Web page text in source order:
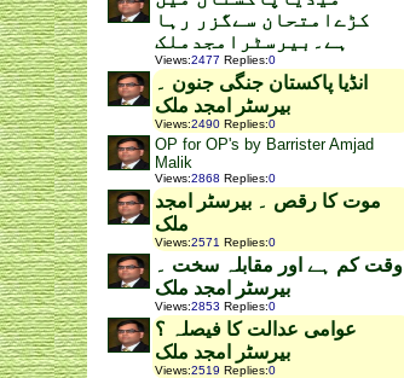
کڑےامتحان سےگزر رہا
ہے۔بیرسٹرامجدملک
Views:2477 Replies:0
انڈیا پاکستان جنگی جنون ۔
بیرسٹر امجد ملک
Views:2490 Replies:0
OP for OP's by Barrister Amjad
Malik
Views:2868 Replies:0
موت کا رقص ۔ بیرسٹر امجد
ملک
Views:2571 Replies:0
وقت کم ہے اور مقابلہ سخت ۔
بیرسٹر امجد ملک
Views:2853 Replies:0
عوامی عدالت کا فیصلہ ؟
بیرسٹر امجد ملک
Views:2519 Replies:0